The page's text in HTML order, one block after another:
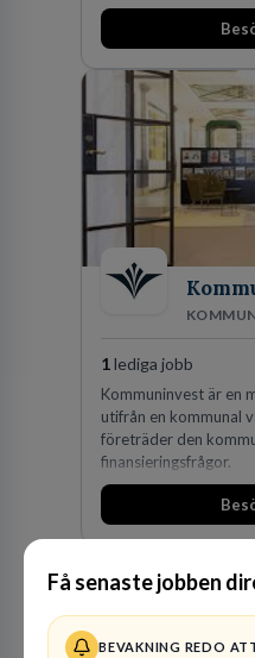
Få senaste jobben
BEVAKNING REDO
huvudanläggningen i
man expanderat
den största privata
Lastvagnar och finns
orter i södra Sverige.
1lediga jobb
Kommuninvest är en
utifrån en kommunal
företräder den
finansieringsfrågor.